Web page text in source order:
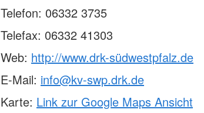
Telefon: 06332 3735
Telefax: 06332 41303
Web: http://www.drk-südwestpfalz.de
E-Mail: info@kv-swp.drk.de
Karte: Link zur Google Maps Ansicht